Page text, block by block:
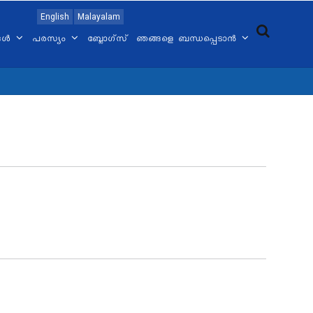
English Malayalam
പരസ്യം ബ്ലോഗ്സ് ഞങ്ങളെ ബന്ധപ്പെടാൻ